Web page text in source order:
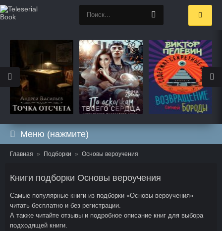
Меню (нажмите)
Главная Подборки Основы вероучения
Книги подборки Основы вероучения
Самые популярные книги из подборки «Основы вероучения»
читать бесплатно и без регистрации.
А также читайте отзывы и подробное описание книг для выбора
подходящей книги.